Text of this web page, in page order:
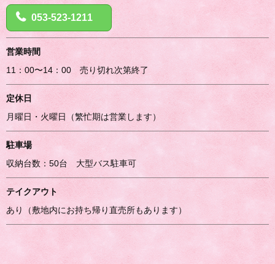
053-523-1211
営業時間
11：00〜14：00 売り切れ次第終了
定休日
月曜日・火曜日（繁忙期は営業します）
駐車場
収納台数：50台 大型バス駐車可
テイクアウト
あり（敷地内にお持ち帰り直売所もあります）